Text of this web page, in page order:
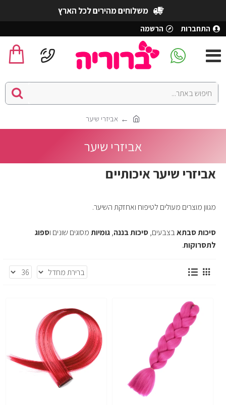
משלוחים מהירים לכל הארץ
התחברות הרשמה
אביזרי שיער
אביזרי שיער
אביזרי שיער איכותיים
מגוון מוצרים מעולים לטיפוח ואחזקת השיער.
סיכות סבתאבצבעים,סיכות בננה,גומיותמסוגים שונים וספוג
לתסרוקות.